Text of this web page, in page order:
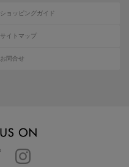
ショッピングガイド
サイトマップ
お問合せ